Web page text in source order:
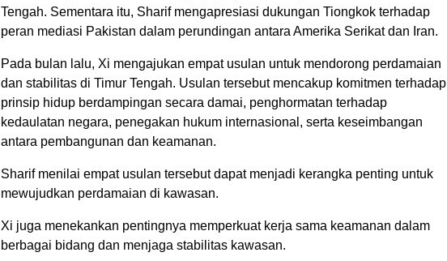
Tengah. Sementara itu, Sharif mengapresiasi dukungan Tiongkok terhadap
peran mediasi Pakistan dalam perundingan antara Amerika Serikat dan Iran.
Pada bulan lalu, Xi mengajukan empat usulan untuk mendorong perdamaian
dan stabilitas di Timur Tengah. Usulan tersebut mencakup komitmen terhadap
prinsip hidup berdampingan secara damai, penghormatan terhadap
kedaulatan negara, penegakan hukum internasional, serta keseimbangan
antara pembangunan dan keamanan.
Sharif menilai empat usulan tersebut dapat menjadi kerangka penting untuk
mewujudkan perdamaian di kawasan.
Xi juga menekankan pentingnya memperkuat kerja sama keamanan dalam
berbagai bidang dan menjaga stabilitas kawasan.